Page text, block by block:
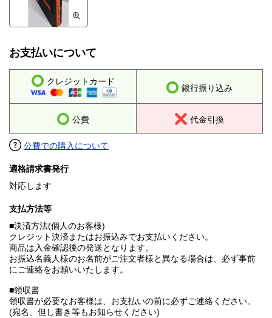
お支払いについて
クレジットカード
銀行振り込み
公費 代金引換
公費での購入について
適格請求書発行
対応します
支払方法等
■決済方法(個人のお客様)
クレジット決済またはお振込みでお支払いください。
商品は入金確認後の発送となります。
お振込名義人様のお名前がご注文者様と異なる場合は、必ず事前
にご連絡をお願いいたします。
■領収書
領収書が必要なお客様は、お支払いの前に必ずご連絡ください。
(宛名、但し書き等もお知らせください)